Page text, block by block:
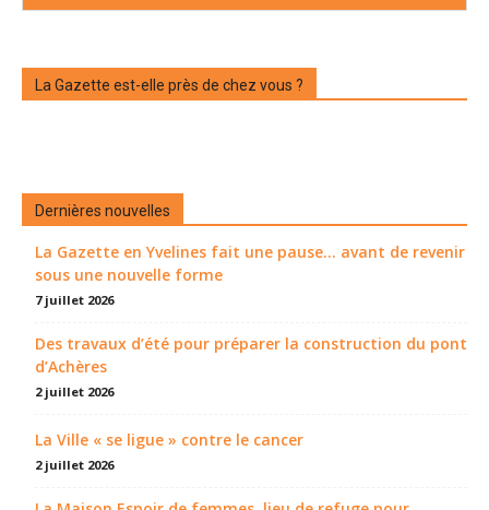
La Gazette est-elle près de chez vous ?
Dernières nouvelles
La Gazette en Yvelines fait une pause... avant de revenir
sous une nouvelle forme
7 juillet 2026
Des travaux d’été pour préparer la construction du pont
d’Achères
2 juillet 2026
La Ville « se ligue » contre le cancer
2 juillet 2026